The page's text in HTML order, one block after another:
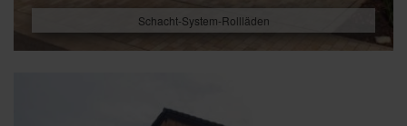
Schacht-System-Rollläden